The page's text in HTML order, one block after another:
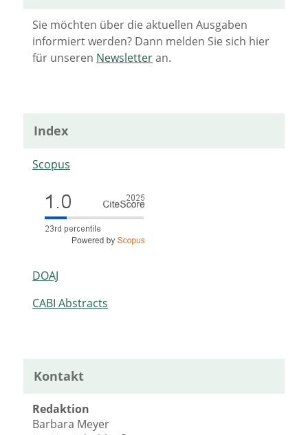
Sie möchten über die aktuellen Ausgaben
informiert werden? Dann melden Sie sich hier
für unseren Newsletteran.
Index
Scopus
DOAJ
CABI Abstracts
Kontakt
Redaktion
Barbara Meyer